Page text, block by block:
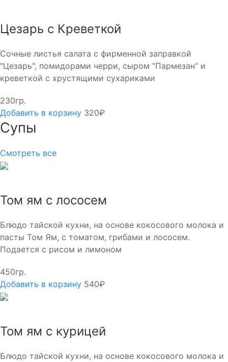
Цезарь с Креветкой
Сочные листья салата с фирменной заправкой
"Цезарь", помидорами черри, сыром "Пармезан" и
креветкой с хрустящими сухариками
230гр.
Добавить в корзину 320₽
Супы
Смотреть все
Том ям с лососем
Блюдо тайской кухни, на основе кокосового молока и
пасты Том Ям, с томатом, грибами и лососем.
Подается с рисом и лимоном
450гр.
Добавить в корзину 540₽
Том ям с курицей
Блюдо тайской кухни, на основе кокосового молока и